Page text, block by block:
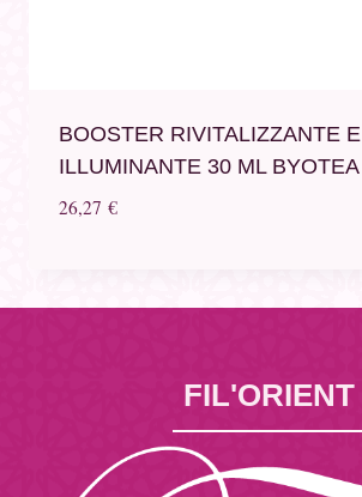
BOOSTER RIVITALIZZANTE E
ILLUMINANTE 30 ML BYOTEA
26,27 €
FIL'ORIENT